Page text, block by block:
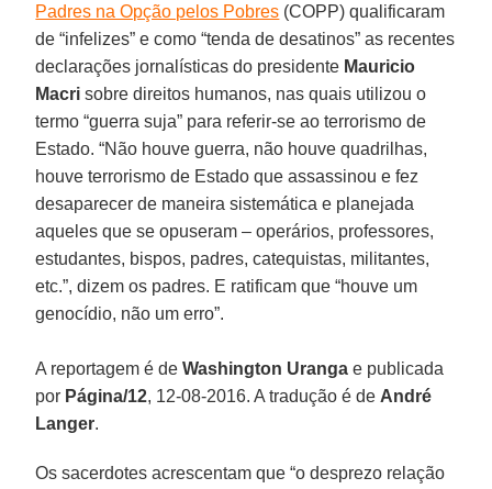
Padres na Opção pelos Pobres (COPP) qualificaram
de “infelizes” e como “tenda de desatinos” as recentes
declarações jornalísticas do presidente Mauricio
Macri sobre direitos humanos, nas quais utilizou o
termo “guerra suja” para referir-se ao terrorismo de
Estado. “Não houve guerra, não houve quadrilhas,
houve terrorismo de Estado que assassinou e fez
desaparecer de maneira sistemática e planejada
aqueles que se opuseram – operários, professores,
estudantes, bispos, padres, catequistas, militantes,
etc.”, dizem os padres. E ratificam que “houve um
genocídio, não um erro”.
A reportagem é deWashington Uranga e publicada
por Página/12, 12-08-2016. A tradução é de André
Langer.
Os sacerdotes acrescentam que “o desprezo relação